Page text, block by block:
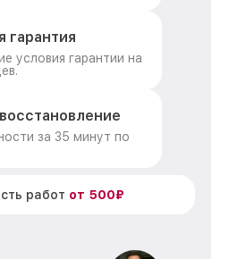
гарантия
условия гарантии на
за 35 минут по
работ от 500₽